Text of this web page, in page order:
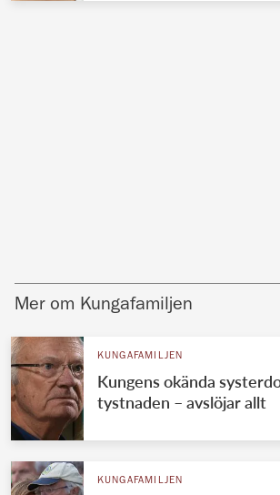
Mer om Kungafamiljen
KUNGAFAMILJEN
Kungens okända
tystnaden – avslöjar allt
KUNGAFAMILJEN